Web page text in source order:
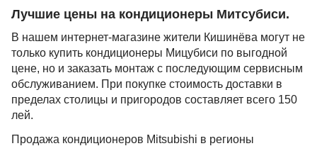
Лучшие цены на кондиционеры Митсубиси.
В нашем интернет-магазине жители Кишинёва могут не
только купить кондиционеры Мицубиси по выгодной
цене, но и заказать монтаж с последующим сервисным
обслуживанием. При покупке стоимость доставки в
пределах столицы и пригородов составляет всего 150
лей.
Продажа кондиционеров Mitsubishi в регионы